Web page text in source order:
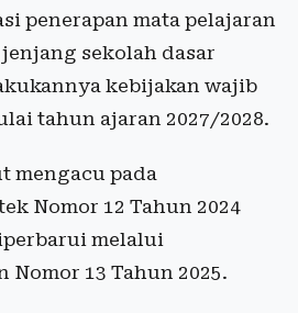
penerapan mata pelajaran
sekolah dasar
kebijakan wajib
tahun ajaran 2027/2028.
mengacu pada
Nomor 12 Tahun 2024
melalui
Nomor 13 Tahun 2025.